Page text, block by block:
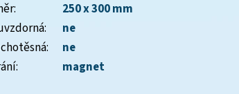
:
250 x 300 mm
:
ne
:
ne
: magnet